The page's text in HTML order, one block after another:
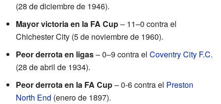
(28 de diciembre de 1946).
Mayor victoria en la FA Cup– 11–0 contra el
Chichester City (5 de noviembre de 1960).
Peor derrota en ligas– 0–9 contra el Coventry City F.C.
(28 de abril de 1934).
Peor derrota en la FA Cup– 0-6 contra el Preston
North End (enero de 1897).